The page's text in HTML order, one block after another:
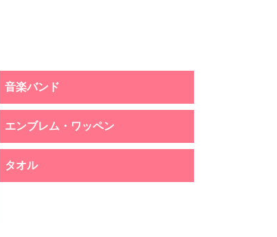
音楽バンド
エンブレム・ワッペン
タオル